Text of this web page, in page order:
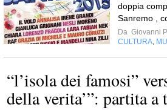
doppia
Sanremo ,
Da Giovanni
CULTURA
“l’isola dei famosi”
della verita’”: partita a